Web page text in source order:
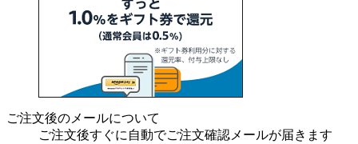
ご注文後のメールについて
ご注文後すぐに自動でご注文確認メールが届きます